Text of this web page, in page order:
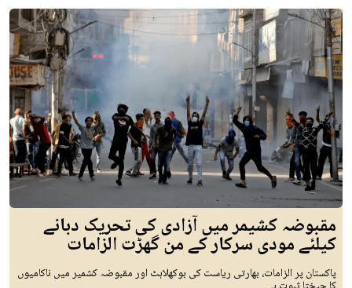
مقبوضہ کشیمر میں آزادی کی تحریک دبانے
کیلئے مودی سرکار کے من گھڑت الزامات
پاکستان پر الزامات، بھارتی ریاست کی بوکھلاہٹ اور مقبوضہ کشمیر میں ناکامیوں